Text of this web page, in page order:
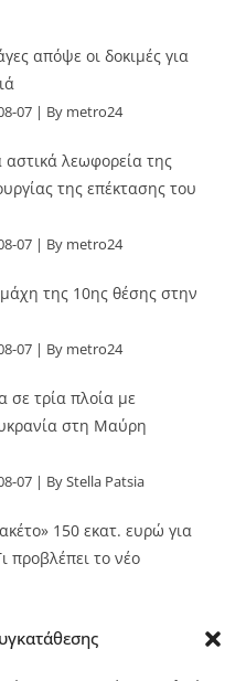
απόψε οι δοκιμές για
07 By metro24
αστικά λεωφορεία της
της επέκτασης του
07 By metro24
της 10ης θέσης στην
07 By metro24
σε τρία πλοία με
στη Μαύρη
07 By Stella Patsia
150 εκατ. ευρώ για
προβλέπει το νέο